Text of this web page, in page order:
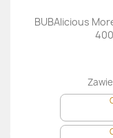
BUBAlicious